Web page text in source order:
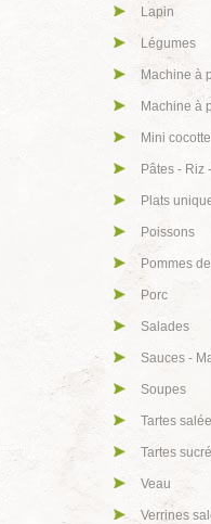
Lapin
Légumes
Machine à
Machine à
Mini
Pâtes - Riz
Plats
Poissons
Pommes
Porc
Salades
Sauces -
Soupes
Tartes
Tartes
Veau
Verrines